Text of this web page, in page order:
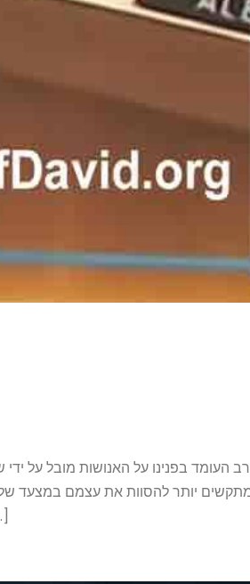
העומד בפנינו על האנושות מובל על
יותר להסוות את עצמם במצעד של
בין הלא